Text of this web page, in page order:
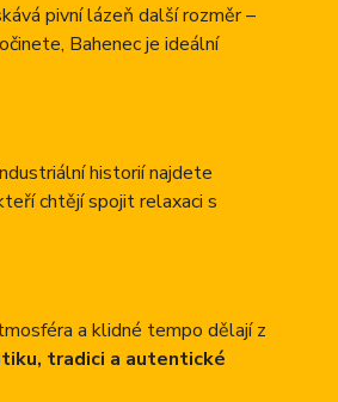
pivní lázeň další rozměr –
Bahenec je ideální
historií najdete
chtějí spojit relaxaci s
a klidné tempo dělají z
tradici a autentické